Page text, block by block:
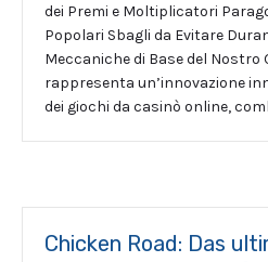
dei Premi e Moltiplicatori
Popolari Sbagli da Evitare
Meccaniche di Base del Nostro
rappresenta un’innovazione
dei giochi da casinò online,
Chicken Road: Das